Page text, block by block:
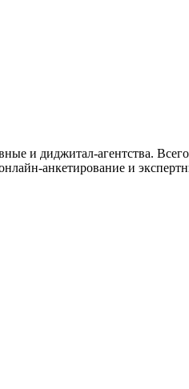
и диджитал-агентства.
анкетирование и